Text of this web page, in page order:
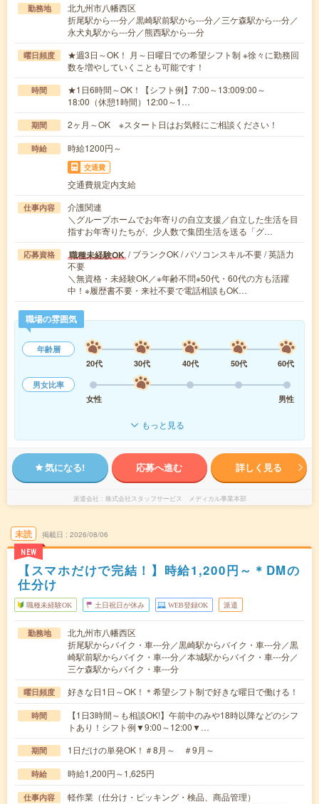
勤務地
北九州市八幡西区
折尾駅から---分／黒崎駅前駅から---分／三ケ森駅から---分／
永犬丸駅から---分／熊西駅から---分
曜日頻度
★週3日～OK！ 月～日曜日での希望シフト制 ※徐々に勤務回
数を増やしていくことも可能です！
時間
★1日6時間～OK！【シフト例】7:00～13:009:00～
18:00（休憩1時間）12:00～1…
期間 2ヶ月～OK ※スタート日はお気軽にご相談ください！
時給 時給1200円～
交通費
交通費規定内支給
仕事内容
介護関連
＼グループホームでお年寄りの自立支援／自立した生活を目
指すお年寄りたちが、少人数で集団生活を送る「グ…
応募資格 職種未経験OK / ブランクOK / パソコンスキル不要 / 英語力
不要
＼無資格・未経験OK／※年齢不問※50代・60代の方も活躍
中！※履歴書不要・来社不要で電話相談もOK…
職場の雰囲気
年齢層
20代
30代 40代 50代
60代
男女比率
女性
男性
もっと見る
気になる! 応募へ進む 詳しく見る
派遣会社 株式会社スタッフサービス メディカル事業本部
未読
NEW
掲載日 2026/08/06
【スマホだけで完結！】時給1,200円～＊DMの
仕分け
職種未経験OK 土日祝日が休み WEB登録OK 派遣
勤務地
北九州市八幡西区
折尾駅からバイク・車---分／黒崎駅からバイク・車---分／黒
崎駅前駅からバイク・車---分／本城駅からバイク・車---分／
三ケ森駅からバイク・車---分
曜日頻度 好きな日1日～OK！＊希望シフト制で好きな曜日で働ける！
時間
【1日3時間～も相談OK!】午前中のみや18時以降などのシフ
トあり！シフト例▼9:00～12:00▼…
期間 1日だけの単発OK！＃8月～ ＃9月～
時給 時給1,200円～1,625円
仕事内容
軽作業（仕分け・ピッキング・検品、商品管理）